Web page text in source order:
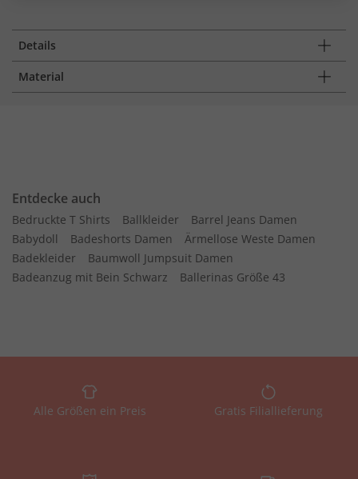
Details
Material
Entdecke auch
Bedruckte T Shirts Ballkleider
Barrel Jeans Damen
Babydoll
Badeshorts Damen
Ärmellose Weste Damen
Badekleider
Baumwoll Jumpsuit Damen
Badeanzug mit Bein Schwarz
Ballerinas Größe 43
Alle Größen ein Preis Gratis Filiallieferung